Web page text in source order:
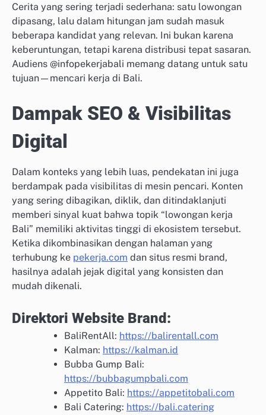
Cerita yang sering terjadi sederhana: satu lowongan
dipasang, lalu dalam hitungan jam sudah masuk
beberapa kandidat yang relevan. Ini bukan karena
keberuntungan, tetapi karena distribusi tepat sasaran.
Audiens @infopekerjabali memang datang untuk satu
tujuan—mencari kerja di Bali.
Dampak SEO & Visibilitas
Digital
Dalam konteks yang lebih luas, pendekatan ini juga
berdampak pada visibilitas di mesin pencari. Konten
yang sering dibagikan, diklik, dan ditindaklanjuti
memberi sinyal kuat bahwa topik “lowongan kerja
Bali” memiliki aktivitas tinggi di ekosistem tersebut.
Ketika dikombinasikan dengan halaman yang
terhubung ke pekerja.com dan situs resmi brand,
hasilnya adalah jejak digital yang konsisten dan
mudah dikenali.
Direktori Website Brand:
BaliRentAll: https://balirentall.com
Kalman: https://kalman.id
Bubba Gump Bali:
https://bubbagumpbali.com
Appetito Bali: https://appetitobali.com
Bali Catering: https://bali.catering